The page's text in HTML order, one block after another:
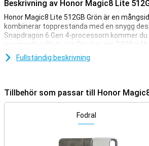
Beskrivning av Honor Magic8 Lite
Honor Magic8 Lite 512GB Grön är en
kombinerar topprestanda med en snygg
Snapdragon 6 Gen 4-processorn kommer
prestanda i allt du gör. Den har ett
tums AMOLED-skärm och en 108MP-
Med 8 GB arbetsminne och 256 GB
Stor skärm
Den stora 6,79-tums AMOLED-skärmen ger
tittarupplevelse, oavsett om du tittar på din
pixlar är bilderna knivskarpa och färgerna
Fullständig beskrivning
Tillbehör som passar till Honor
Fodral